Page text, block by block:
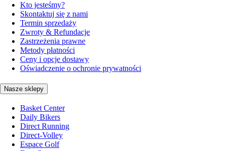
Kto jesteśmy?
Skontaktuj się z nami
Termin sprzedaży
Zwroty & Refundacje
Zastrzeżenia prawne
Metody płatności
Ceny i opcje dostawy
Oświadczenie o ochronie prywatności
Nasze sklepy
Basket Center
Daily Bikers
Direct Running
Direct-Volley
Espace Golf